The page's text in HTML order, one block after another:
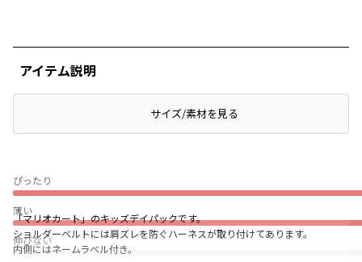
ぴったり
薄い
伸びない
アイテム説明
サイズ/素材を見る
「マリオカート」のキッズデイパックです。
ショルダーベルトには肩ズレを防ぐハーネスが取り付けてあります。
内側にはネームラベル付き。